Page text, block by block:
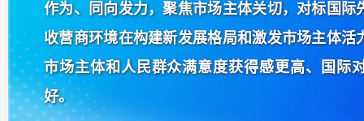
作为、同向发力，聚焦市场主体关切，对标国际
收营商环境在构建新发展格局和激发市场主体活
市场主体和人民群众满意度获得感更高、国际
好。